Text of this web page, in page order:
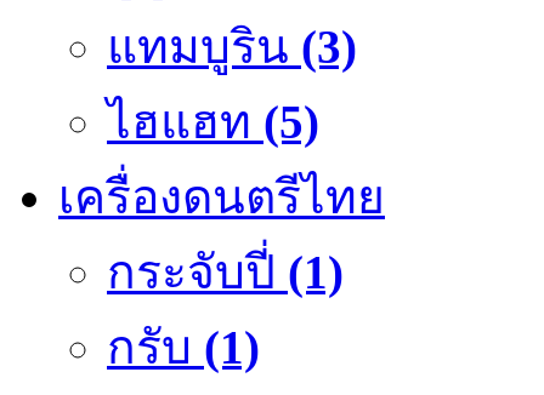
แทมบูริน (3)
ไฮแฮท (5)
เครื่องดนตรีไทย
กระจับปี่ (1)
กรับ (1)